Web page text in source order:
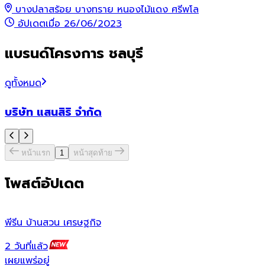
บางปลาสร้อย บางทราย หนองไม้แดง ศรีพโล
อัปเดตเมื่อ 26/06/2023
แบรนด์โครงการ ชลบุรี
ดูทั้งหมด
บริษัท แสนสิริ จำกัด
หน้าแรก 1 หน้าสุดท้าย
โพสต์อัปเดต
พีรีน บ้านสวน เศรษฐกิจ
2 วันที่แล้ว
เผยแพร่อยู่